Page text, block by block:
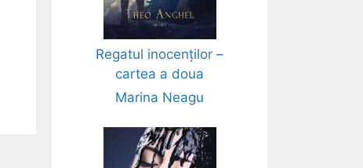
Regatul inocenților –
cartea a doua
Marina Neagu